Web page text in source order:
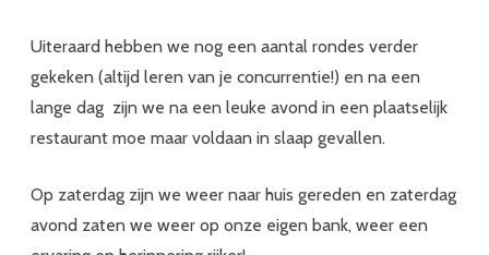
Uiteraard hebben we nog een aantal rondes verder
gekeken (altijd leren van je concurrentie!) en na een
lange dag zijn we na een leuke avond in een plaatselijk
restaurant moe maar voldaan in slaap gevallen.
Op zaterdag zijn we weer naar huis gereden en zaterdag
avond zaten we weer op onze eigen bank, weer een